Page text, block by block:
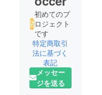
初めてのプ
ロジェクト
です
特定商取引
法に基づく
表記
メッセー
ジを送る